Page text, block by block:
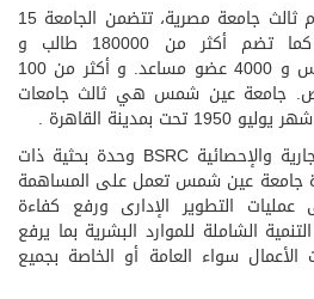
تعتبر جامعة عين شمس أقدم ثالث جامعة مصرية، تتضمن الجامعة 15
كلية و معهدين عاليين, كما تضم أكثر من 180000 طالب و
طالبة،5000 عضو هيئة تدريس و 4000 عضو مساعد. و أكثر من 100
جامعة عين شمس هي ثالث جامعات
القاهرة .
ومركز البحوث والدراسات التجارية والإحصائية BSRC وحدة بحثية ذات
جامعة عين شمس تعمل على المساهمة
التطوير الإدارى ورفع كفاءة
الشاملة للموارد البشرية بما يرفع
سواء العامة أو الخاصة بجميع